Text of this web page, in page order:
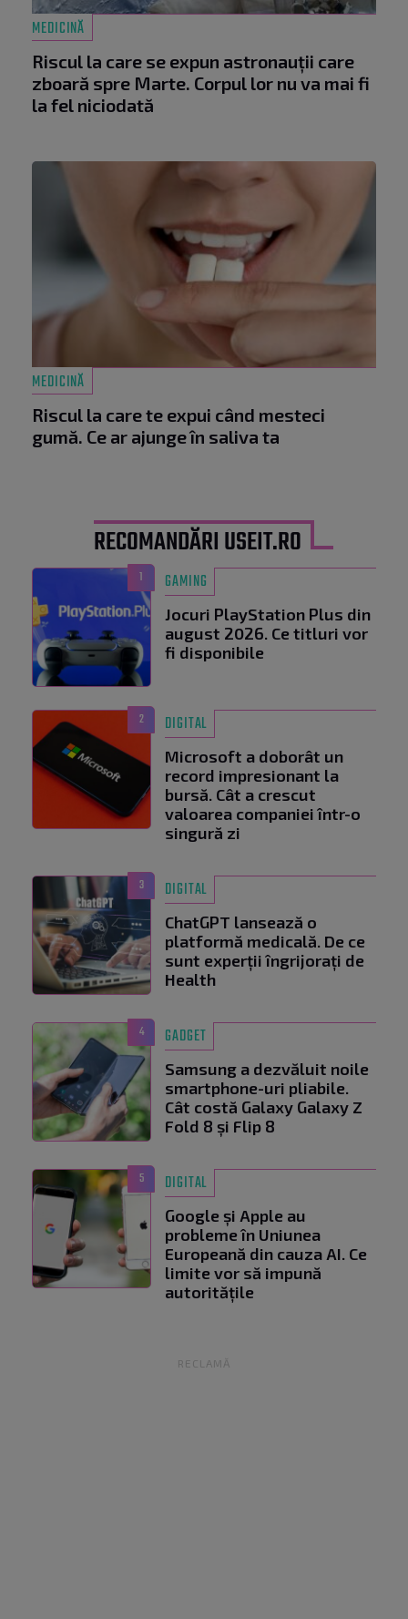
MEDICINĂ
Riscul la care se expun astronauții care
zboară spre Marte. Corpul lor nu va mai fi
la fel niciodată
MEDICINĂ
Riscul la care te expui când mesteci
gumă. Ce ar ajunge în saliva ta
RECOMANDĂRI USEIT.RO
1 GAMING
Jocuri PlayStation Plus din
august 2026. Ce titluri vor
fi disponibile
2 DIGITAL
Microsoft a doborât un
record impresionant la
bursă. Cât a crescut
valoarea companiei într-o
singură zi
3 DIGITAL
ChatGPT lansează o
platformă medicală. De ce
sunt experții îngrijorați de
Health
4 GADGET
Samsung a dezvăluit noile
smartphone-uri pliabile.
Cât costă Galaxy Galaxy Z
Fold 8 și Flip 8
5 DIGITAL
Google și Apple au
probleme în Uniunea
Europeană din cauza AI. Ce
limite vor să impună
autoritățile
RECLAMĂ